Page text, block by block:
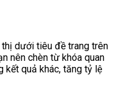
dưới tiêu đề trang trên
nên chèn từ khóa quan
kết quả khác, tăng tỷ lệ